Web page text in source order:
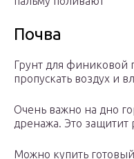
Почва
Грунт для
пропускать воздух и
Очень важно на дно
дренажа. Это защитит
Можно купить готовый